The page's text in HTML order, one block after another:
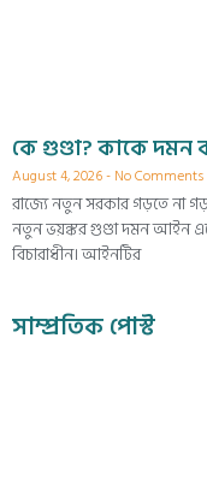
কে গুণ্ডা? কাকে দমন
August 4, 2026 No Comments
রাজ্যে নতুন সরকার গড়তে না
নতুন ভয়ঙ্কর গুণ্ডা দমন আইন
বিচারাধীন। আইনটির
সাম্প্রতিক পোস্ট